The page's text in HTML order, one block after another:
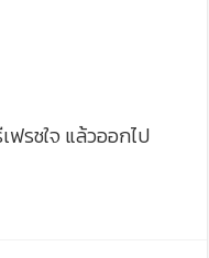
ฟรชใจ แล้วออกไป